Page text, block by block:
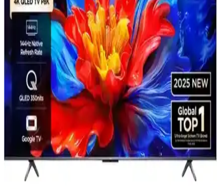
Akıllı TV'lere uygulama yükleme adımlarını, karşılaşılan sorunları
ve güncel teknolojik gelişmeleri içeren kapsamlı rehber. Güvenli ve
sorunsuz yükleme için ipuçları sunuyor.
Nextstar YE-75IDWG11 ve TCL 75V6C 75 İnç 4K
Ultra HD Akıllı LED TV Karşılaştırması
Bu makalede, Nextstar YE-75IDWG11 ve TCL 75V6C 75 inç 4K
Ultra HD akıllı televizyonların ekran teknolojisi, ses kalitesi ve
kullanıcı deneyimi gibi temel özellikleri detaylı şekilde
karşılaştırılıyor.
Grundig 65 GJU 7000 B ile Samsung 65U8000F: 65
inç akıllı TV karşılaştırması
Bu karşılaştırma, Grundig 65 GJU 7000 B ile Samsung
65U8000F’yi 65 inç, 4K çözünürlük, dahili uydu, HDMI sayısı,
işletim sistemi ve enerji sınıfı gibi kriterlerle inceler; kullanıcı
yorumlarıyla artı-eksileri öne çıkarır. İçerik çeşitliliğini artırır.